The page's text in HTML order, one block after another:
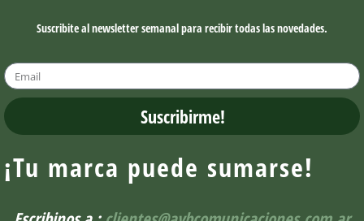
Suscribite al newsletter semanal para recibir todas las novedades.
Suscribirme!
¡Tu marca puede sumarse!